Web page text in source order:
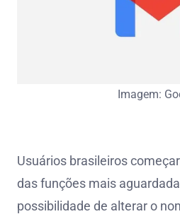
Imagem:
Usuários brasileiros
das funções mais
possibilidade de alterar o